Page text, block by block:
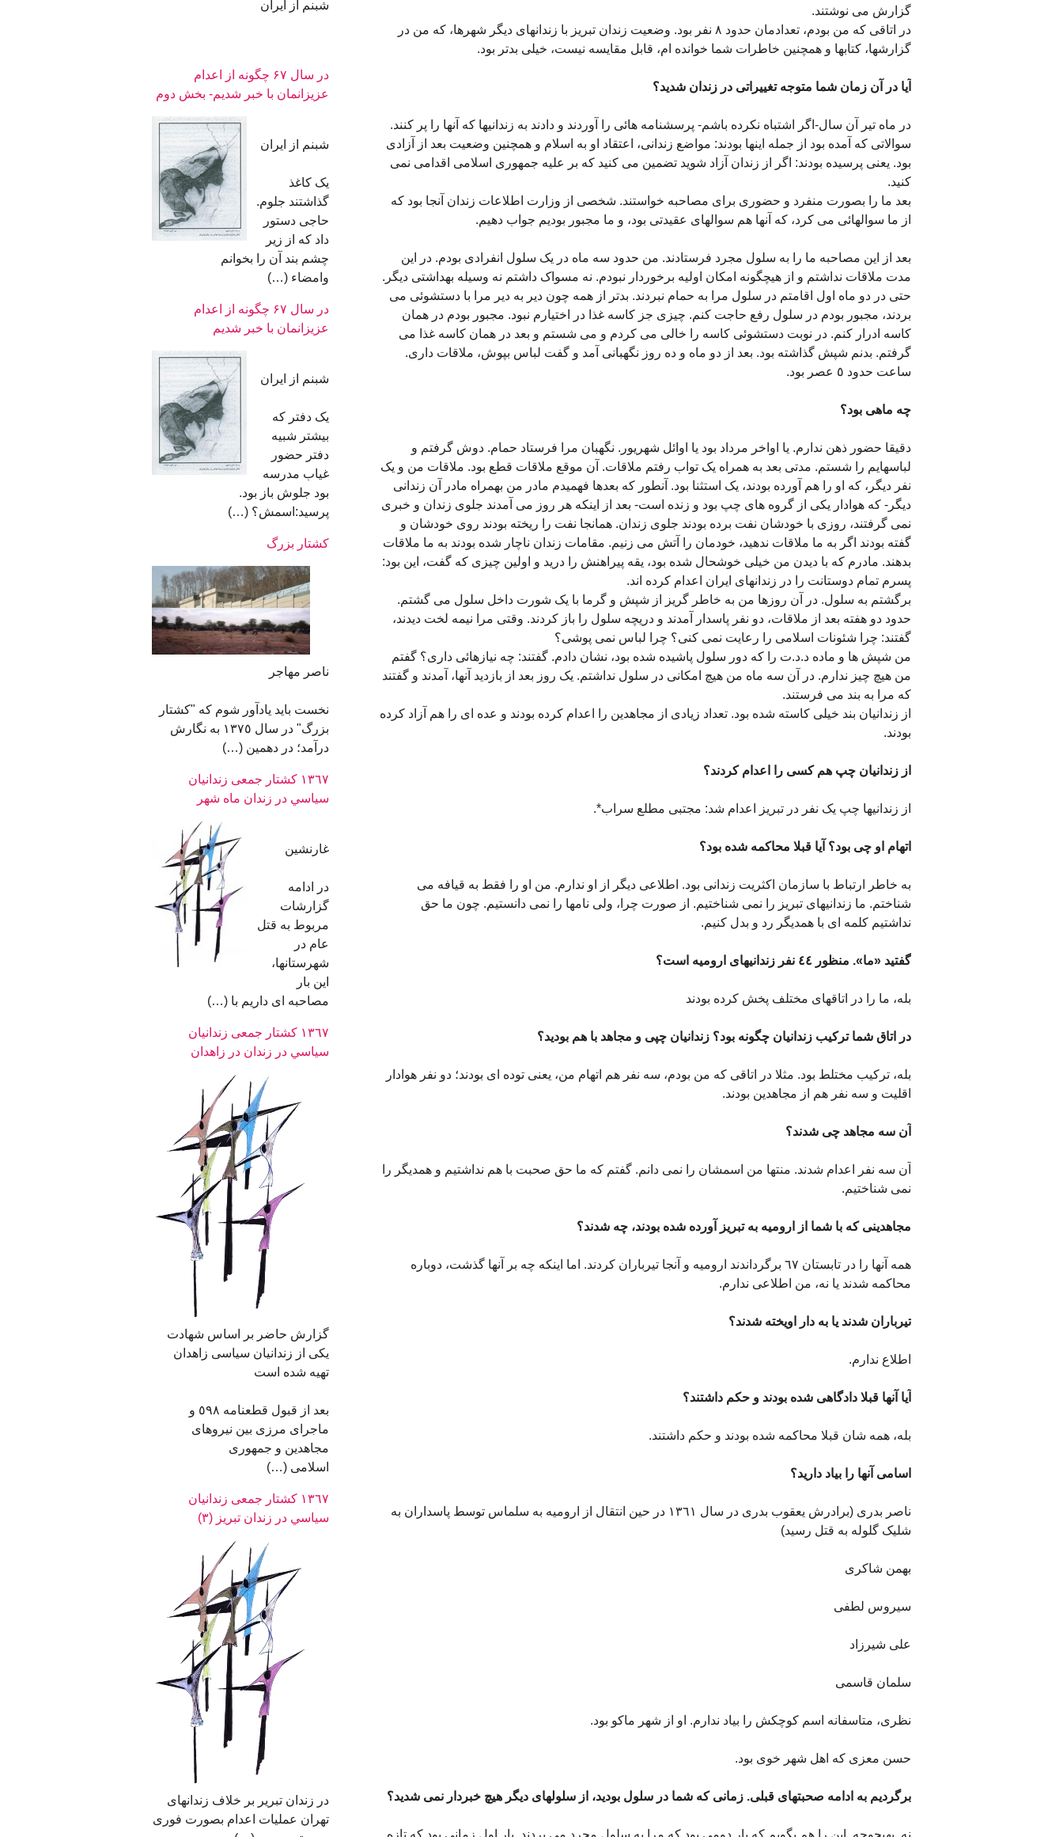
گزارش می نوشتند.
در اتاقی که من بودم، تعدادمان حدود ٨ نفر بود. وضعیت زندان تبریز با زندانهای دیگر شهرها، که من در
گزارشها، کتابها و همچنین خاطرات شما خوانده ام، قابل مقایسه نیست، خیلی بدتر بود.
آیا در آن زمان شما متوجه تغییراتی در زندان شدید؟
در ماه تیر آن سال-اگر اشتباه نکرده باشم- پرسشنامه هائی را آوردند و دادند به زندانیها که آنها را پر کنند.
سوالاتی که آمده بود از جمله اینها بودند: مواضع زندانی، اعتقاد او به اسلام و همچنین وضعیت بعد از آزادی
بود. یعنی پرسیده بودند: اگر از زندان آزاد شوید تضمین می کنید که بر علیه جمهوری اسلامی اقدامی نمی
کنید.
بعد ما را بصورت منفرد و حضوری برای مصاحبه خواستند. شخصی از وزارت اطلاعات زندان آنجا بود که
از ما سوالهائی می کرد، که آنها هم سوالهای عقیدتی بود، و ما مجبور بودیم جواب دهیم.
بعد از این مصاحبه ما را به سلول مجرد فرستادند. من حدود سه ماه در یک سلول انفرادی بودم. در این
مدت ملاقات نداشتم و از هیچگونه امکان اولیه برخوردار نبودم. نه مسواک داشتم نه وسیله بهداشتی دیگر.
حتی در دو ماه اول اقامتم در سلول مرا به حمام نبردند. بدتر از همه چون دیر به دیر مرا با دستشوئی می
بردند، مجبور بودم در سلول رفع حاجت کنم. چیزی جز کاسه غذا در اختیارم نبود. مجبور بودم در همان
کاسه ادرار کنم. در نوبت دستشوئی کاسه را خالی می کردم و می شستم و بعد در همان کاسه غذا می
گرفتم. بدنم شپش گذاشته بود. بعد از دو ماه و ده روز نگهبانی آمد و گفت لباس بپوش، ملاقات داری.
ساعت حدود ٥ عصر بود.
چه ماهی بود؟
دقیقا حضور ذهن ندارم. یا اواخر مرداد بود یا اوائل شهریور. نگهبان مرا فرستاد حمام. دوش گرفتم و
لباسهایم را شستم. مدتی بعد به همراه یک تواب رفتم ملاقات. آن موقع ملاقات قطع بود. ملاقات من و یک
نفر دیگر، که او را هم آورده بودند، یک استثنا بود. آنطور که بعدها فهمیدم مادر من بهمراه مادر آن زندانی
دیگر- که هوادار یکی از گروه های چپ بود و زنده است- بعد از اینکه هر روز می آمدند جلوی زندان و خبری
نمی گرفتند، روزی با خودشان نفت برده بودند جلوی زندان. همانجا نفت را ریخته بودند روی خودشان و
گفته بودند اگر به ما ملاقات ندهید، خودمان را آتش می زنیم. مقامات زندان ناچار شده بودند به ما ملاقات
بدهند. مادرم که با دیدن من خیلی خوشحال شده بود، یقه پیراهنش را درید و اولین چیزی که گفت، این بود:
پسرم تمام دوستانت را در زندانهای ایران اعدام کرده اند.
برگشتم به سلول. در آن روزها من به خاطر گریز از شپش و گرما با یک شورت داخل سلول می گشتم.
حدود دو هفته بعد از ملاقات، دو نفر پاسدار آمدند و دریچه سلول را باز کردند. وقتی مرا نیمه لخت دیدند،
گفتند: چرا شئونات اسلامی را رعایت نمی کنی؟ چرا لباس نمی پوشی؟
من شپش ها و ماده د.د.ت را که دور سلول پاشیده شده بود، نشان دادم. گفتند: چه نیازهائی داری؟ گفتم
من هیچ چیز ندارم. در آن سه ماه من هیچ امکانی در سلول نداشتم. یک روز بعد از بازدید آنها، آمدند و گفتند
که مرا به بند می فرستند.
از زندانیان بند خیلی کاسته شده بود. تعداد زیادی از مجاهدین را اعدام کرده بودند و عده ای را هم آزاد کرده
بودند.
از زندانیان چپ هم کسی را اعدام کردند؟
از زندانیها چپ یک نفر در تبریز اعدام شد: مجتبی مطلع سراب*.
اتهام او چی بود؟ آیا قبلا محاکمه شده بود؟
به خاطر ارتباط با سازمان اکثریت زندانی بود. اطلاعی دیگر از او ندارم. من او را فقط به قیافه می
شناختم. ما زندانیهای تبریز را نمی شناختیم. از صورت چرا، ولی نامها را نمی دانستیم. چون ما حق
نداشتیم کلمه ای با همدیگر رد و بدل کنیم.
گفتید «ما». منظور ٤٤ نفر زندانیهای ارومیه است؟
بله، ما را در اتاقهای مختلف پخش کرده بودند
در اتاق شما ترکیب زندانیان چگونه بود؟ زندانیان چپی و مجاهد با هم بودید؟
بله، ترکیب مختلط بود. مثلا در اتاقی که من بودم، سه نفر هم اتهام من، یعنی توده ای بودند؛ دو نفر هوادار
اقلیت و سه نفر هم از مجاهدین بودند.
آن سه مجاهد چی شدند؟
آن سه نفر اعدام شدند. منتها من اسمشان را نمی دانم. گفتم که ما حق صحبت با هم نداشتیم و همدیگر را
نمی شناختیم.
مجاهدینی که با شما از ارومیه به تبریز آورده شده بودند، چه شدند؟
همه آنها را در تابستان ٦٧ برگرداندند ارومیه و آنجا تیرباران کردند. اما اینکه چه بر آنها گذشت، دوباره
محاکمه شدند یا نه، من اطلاعی ندارم.
تیرباران شدند یا به دار اویخته شدند؟
اطلاع ندارم.
آیا آنها قبلا دادگاهی شده بودند و حکم داشتند؟
بله، همه شان قبلا محاکمه شده بودند و حکم داشتند.
اسامی آنها را بیاد دارید؟
ناصر بدری (برادرش یعقوب بدری در سال ١٣٦١ در حین انتقال از ارومیه به سلماس توسط پاسداران به
شلیک گلوله به قتل رسید)
بهمن شاکری
سیروس لطفی
علی شیرزاد
سلمان قاسمی
نظری، متاسفانه اسم کوچکش را بیاد ندارم. او از شهر ماکو بود.
حسن معزی که اهل شهر خوی بود.
برگردیم به ادامه صحبتهای قبلی. زمانی که شما در سلول بودید، از سلولهای دیگر هیچ خبردار نمی شدید؟
شبنم از ایران
در سال ۶۷ چگونه از اعدام
عزیزانمان با خبر شدیم- بخش دوم
شبنم از ایران
یک کاغذ
گذاشتند جلوم.
حاجی دستور
داد که از زیر
چشم بند آن را بخوانم
وامضاء (…)
در سال ۶۷ چگونه از اعدام
عزیزانمان با خبر شدیم
شبنم از ایران
یک دفتر که
بیشتر شبیه
دفتر حضور
غیاب مدرسه
بود جلوش باز بود.
پرسید:اسمش؟ (…)
كشتار بزرگ
ناصر مهاجر
نخست باید یادآور شوم كه "كشتار
بزرگ" در سال ١٣٧٥ به نگارش
درآمد؛ در دهمین (…)
١٣٦٧ کشتار جمعی زندانيان
سياسي در زندان ماه شهر
غارنشین
در ادامه
گزارشات
مربوط به قتل
عام در
شهرستانها،
این بار
مصاحبه ای داریم با (…)
١٣٦٧ کشتار جمعی زندانيان
سياسي در زندان در زاهدان
گزارش حاضر بر اساس شهادت
یکی از زندانیان سیاسی زاهدان
تهیه شده است
بعد از قبول قطعنامه ٥٩٨ و
ماجرای مرزی بین نیروهای
مجاهدین و جمهوری
اسلامی (…)
١٣٦٧ کشتار جمعی زندانيان
سياسي در زندان تبریز (٣)
در زندان تبریر بر خلاف زندانهای
تهران عملیات اعدام بصورت فوری